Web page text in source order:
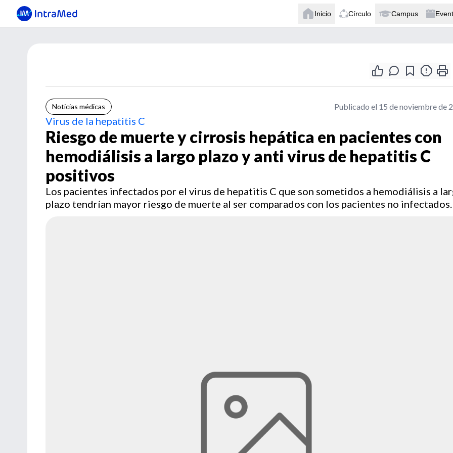
Inicio Círculo Campus
Noticias médicas Publicado el 15 de noviembre de
Virus de la hepatitis C
Riesgo de muerte y cirrosis hepática en pacientes con
hemodiálisis a largo plazo y anti virus de hepatitis C
positivos
Los pacientes infectados por el virus de hepatitis C que son sometidos a hemodiálisis a
plazo tendrían mayor riesgo de muerte al ser comparados con los pacientes no infectados.